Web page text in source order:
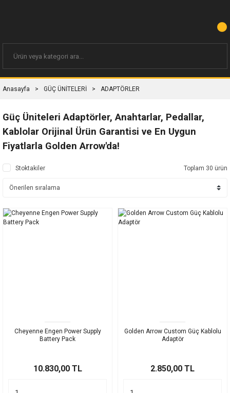
Anasayfa GÜÇ ÜNİTELERİ ADAPTÖRLER
Güç Üniteleri Adaptörler, Anahtarlar, Pedallar,
Kablolar Orijinal Ürün Garantisi ve En Uygun
Fiyatlarla Golden Arrow'da!
Stoktakiler Toplam 30 ürün
Cheyenne Engen Power Supply
Battery Pack
10.830,00 TL
Golden Arrow Custom Güç Kablolu
Adaptör
2.850,00 TL